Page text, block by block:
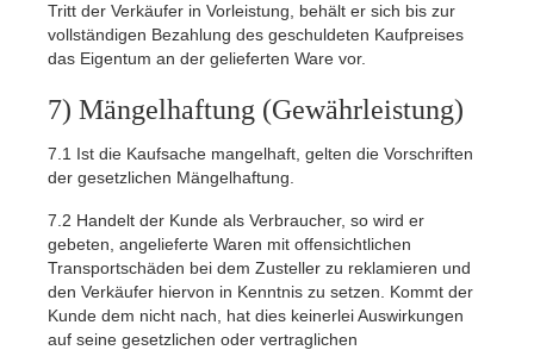
Tritt der Verkäufer in Vorleistung, behält er sich bis zur
vollständigen Bezahlung des geschuldeten Kaufpreises
das Eigentum an der gelieferten Ware vor.
7) Mängelhaftung (Gewährleistung)
7.1 Ist die Kaufsache mangelhaft, gelten die Vorschriften
der gesetzlichen Mängelhaftung.
7.2 Handelt der Kunde als Verbraucher, so wird er
gebeten, angelieferte Waren mit offensichtlichen
Transportschäden bei dem Zusteller zu reklamieren und
den Verkäufer hiervon in Kenntnis zu setzen. Kommt der
Kunde dem nicht nach, hat dies keinerlei Auswirkungen
auf seine gesetzlichen oder vertraglichen